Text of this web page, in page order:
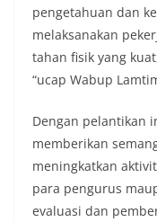
pengetahuan dan
melaksanakan
tahan fisik yang
“ucap Wabup
Dengan pelantikan
memberikan
meningkatkan
para pengurus
evaluasi dan